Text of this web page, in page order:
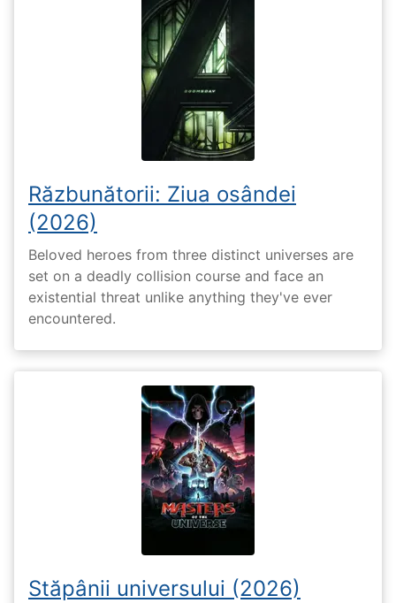
Răzbunătorii: Ziua osândei
(2026)
Beloved heroes from three distinct universes are
set on a deadly collision course and face an
existential threat unlike anything they've ever
encountered.
Stăpânii universului (2026)